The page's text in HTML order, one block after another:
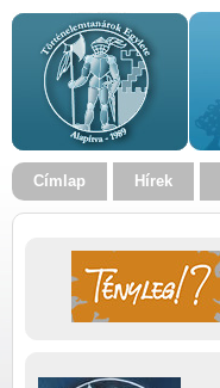
Címlap Hírek